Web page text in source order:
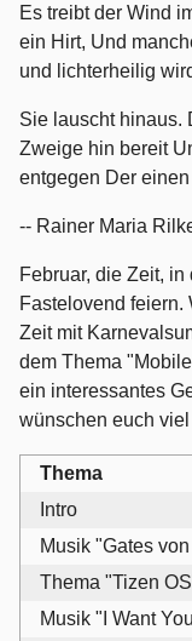
Es treibt der Wind
ein Hirt, Und
und lichterheilig
Sie lauscht hinaus.
Zweige hin bereit
entgegen Der
-- Rainer Maria
Februar, die Zeit,
Fastelovend feiern.
Zeit mit
dem Thema
ein interessantes
wünschen euch
Thema
Intro
Musik "Gates
Thema "Tizen
Musik "I Want